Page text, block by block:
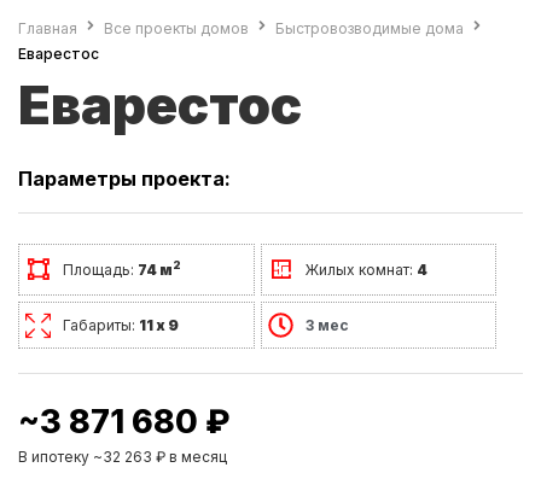
Главная Все проекты домов
Быстровозводимые дома
Еварестос
Еварестос
Параметры проекта:
Площадь: 74 м2 Жилых комнат: 4
Габариты: 11 х 9 3 мес
~3 871 680 ₽
В ипотеку ~32 263 ₽ в месяц